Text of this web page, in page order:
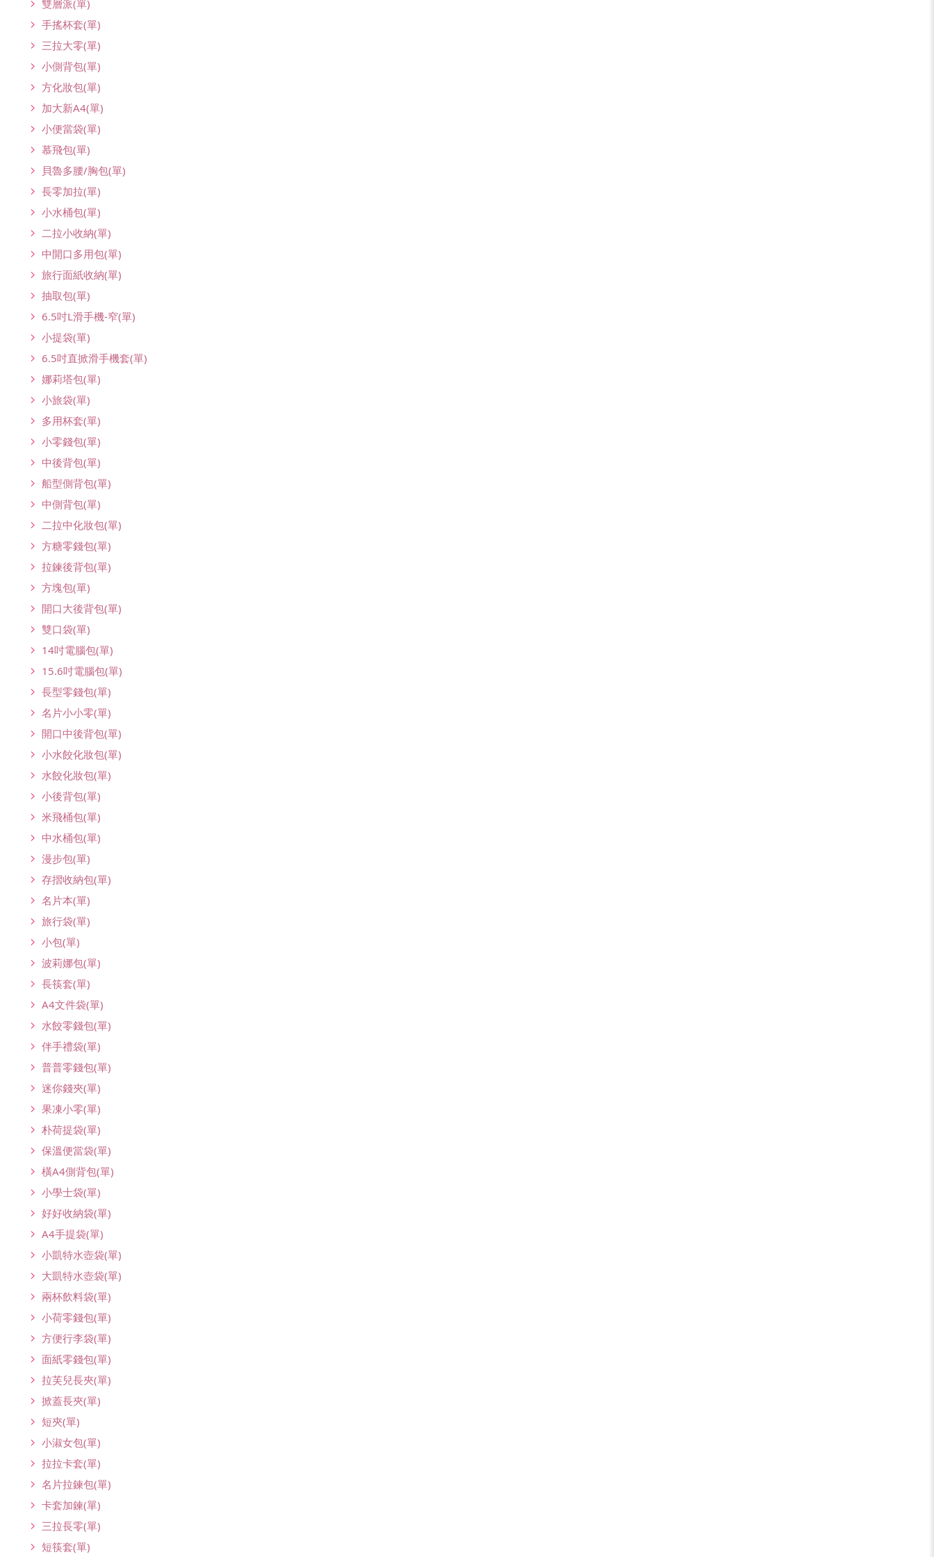
雙層派(單)
手搖杯套(單)
三拉大零(單)
小側背包(單)
方化妝包(單)
加大新A4(單)
小便當袋(單)
慕飛包(單)
貝魯多腰/胸包(單)
長零加拉(單)
小水桶包(單)
二拉小收納(單)
中開口多用包(單)
旅行面紙收納(單)
抽取包(單)
6.5吋L滑手機-窄(單)
小提袋(單)
6.5吋直掀滑手機套(單)
娜莉塔包(單)
小旅袋(單)
多用杯套(單)
小零錢包(單)
中後背包(單)
船型側背包(單)
中側背包(單)
二拉中化妝包(單)
方糖零錢包(單)
拉鍊後背包(單)
方塊包(單)
開口大後背包(單)
雙口袋(單)
14吋電腦包(單)
15.6吋電腦包(單)
長型零錢包(單)
名片小小零(單)
開口中後背包(單)
小水餃化妝包(單)
水餃化妝包(單)
小後背包(單)
米飛桶包(單)
中水桶包(單)
漫步包(單)
存摺收納包(單)
名片本(單)
旅行袋(單)
小包(單)
波莉娜包(單)
長筷套(單)
A4文件袋(單)
水餃零錢包(單)
伴手禮袋(單)
普普零錢包(單)
迷你錢夾(單)
果凍小零(單)
朴荷提袋(單)
保溫便當袋(單)
橫A4側背包(單)
小學士袋(單)
好好收納袋(單)
A4手提袋(單)
小凱特水壺袋(單)
大凱特水壺袋(單)
兩杯飲料袋(單)
小荷零錢包(單)
方便行李袋(單)
面紙零錢包(單)
拉芙兒長夾(單)
掀蓋長夾(單)
短夾(單)
小淑女包(單)
拉拉卡套(單)
名片拉鍊包(單)
卡套加鍊(單)
三拉長零(單)
短筷套(單)